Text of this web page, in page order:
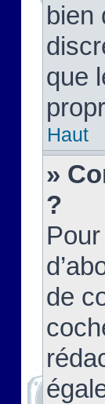
bien
que
Haut
»
?
de